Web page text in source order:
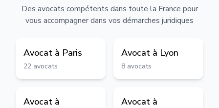
Des avocats compétents dans toute la France pour
vous accompagner dans vos démarches juridiques
Avocat à Paris
22 avocats
Avocat à Lyon
8 avocats
Avocat à
Avocat à